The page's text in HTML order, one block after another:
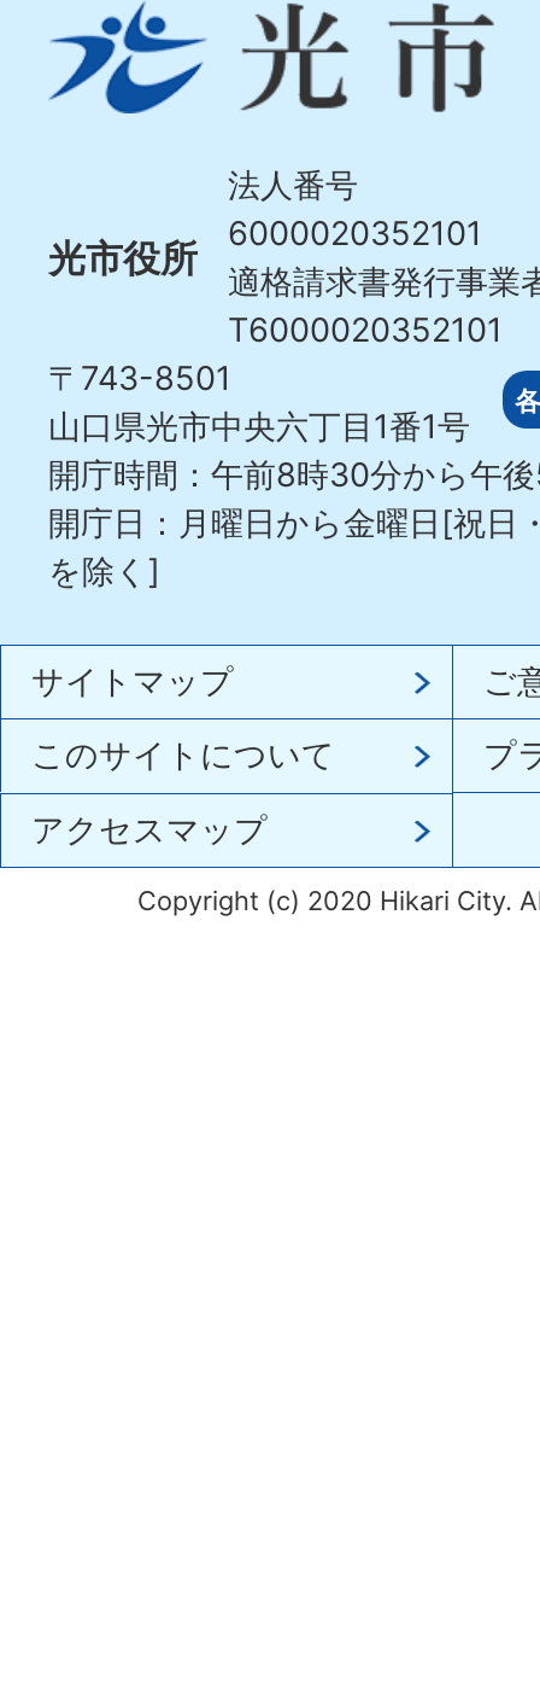
市
Hikari
光市役所
法人番号
6000020352101
適格請求書発行事業
T6000020352101
〒743-8501
山口県光市中央六丁目1番1号
開庁時間：午前8時30分から午
開庁日：月曜日から金曜日[祝日
を除く]
サイトマップ
ご
このサイトについて
プ
アクセスマップ
Copyright (c) 2020 Hikari City.